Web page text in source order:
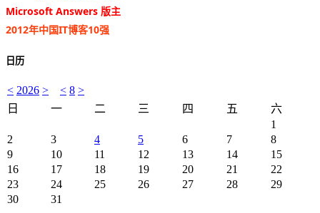
Microsoft Answers 版主
2012年中国IT博客10强
日历
< 2026 > < 8 >
日
一 二 三 四 五
六
1
2
3 4 5 6 7
8
9
10 11 12 13 14
15
16
17 18 19 20 21
22
23
24 25 26 27 28
29
30
31